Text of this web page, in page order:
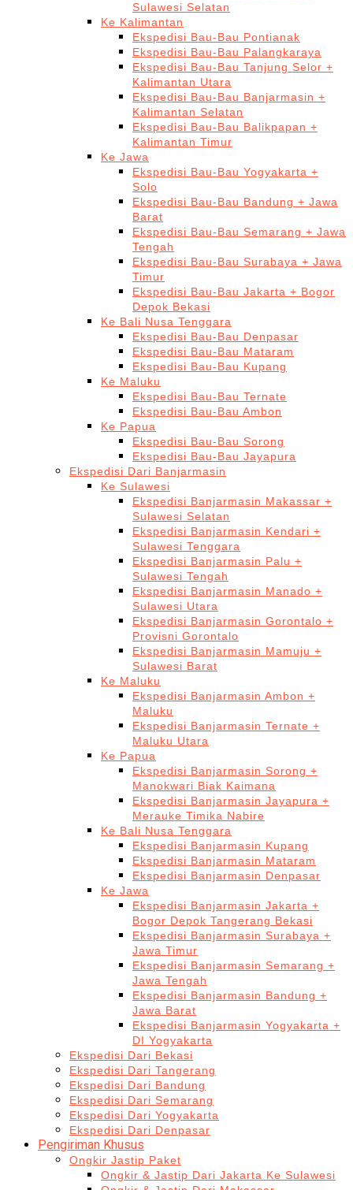
Sulawesi Selatan
Ke Kalimantan
Ekspedisi Bau-Bau Pontianak
Ekspedisi Bau-Bau Palangkaraya
Ekspedisi Bau-Bau Tanjung Selor +
Kalimantan Utara
Ekspedisi Bau-Bau Banjarmasin +
Kalimantan Selatan
Ekspedisi Bau-Bau Balikpapan +
Kalimantan Timur
Ke Jawa
Ekspedisi Bau-Bau Yogyakarta +
Solo
Ekspedisi Bau-Bau Bandung + Jawa
Barat
Ekspedisi Bau-Bau Semarang + Jawa
Tengah
Ekspedisi Bau-Bau Surabaya + Jawa
Timur
Ekspedisi Bau-Bau Jakarta + Bogor
Depok Bekasi
Ke Bali Nusa Tenggara
Ekspedisi Bau-Bau Denpasar
Ekspedisi Bau-Bau Mataram
Ekspedisi Bau-Bau Kupang
Ke Maluku
Ekspedisi Bau-Bau Ternate
Ekspedisi Bau-Bau Ambon
Ke Papua
Ekspedisi Bau-Bau Sorong
Ekspedisi Bau-Bau Jayapura
Ekspedisi Dari Banjarmasin
Ke Sulawesi
Ekspedisi Banjarmasin Makassar +
Sulawesi Selatan
Ekspedisi Banjarmasin Kendari +
Sulawesi Tenggara
Ekspedisi Banjarmasin Palu +
Sulawesi Tengah
Ekspedisi Banjarmasin Manado +
Sulawesi Utara
Ekspedisi Banjarmasin Gorontalo +
Provisni Gorontalo
Ekspedisi Banjarmasin Mamuju +
Sulawesi Barat
Ke Maluku
Ekspedisi Banjarmasin Ambon +
Maluku
Ekspedisi Banjarmasin Ternate +
Maluku Utara
Ke Papua
Ekspedisi Banjarmasin Sorong +
Manokwari Biak Kaimana
Ekspedisi Banjarmasin Jayapura +
Merauke Timika Nabire
Ke Bali Nusa Tenggara
Ekspedisi Banjarmasin Kupang
Ekspedisi Banjarmasin Mataram
Ekspedisi Banjarmasin Denpasar
Ke Jawa
Ekspedisi Banjarmasin Jakarta +
Bogor Depok Tangerang Bekasi
Ekspedisi Banjarmasin Surabaya +
Jawa Timur
Ekspedisi Banjarmasin Semarang +
Jawa Tengah
Ekspedisi Banjarmasin Bandung +
Jawa Barat
Ekspedisi Banjarmasin Yogyakarta +
DI Yogyakarta
Ekspedisi Dari Bekasi
Ekspedisi Dari Tangerang
Ekspedisi Dari Bandung
Ekspedisi Dari Semarang
Ekspedisi Dari Yogyakarta
Ekspedisi Dari Denpasar
Pengiriman Khusus
Ongkir Jastip Paket
Ongkir & Jastip Dari Jakarta Ke Sulawesi